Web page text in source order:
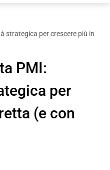
strategica per crescere più in
PMI:
per
(e con